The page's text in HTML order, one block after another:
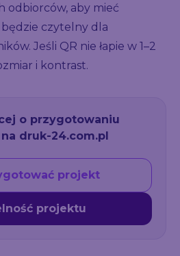
odbiorców, aby mieć
czytelny dla
Jeśli QR nie łapie w 1–2
i kontrast.
o przygotowaniu
druk-24.com.pl
projekt
projektu